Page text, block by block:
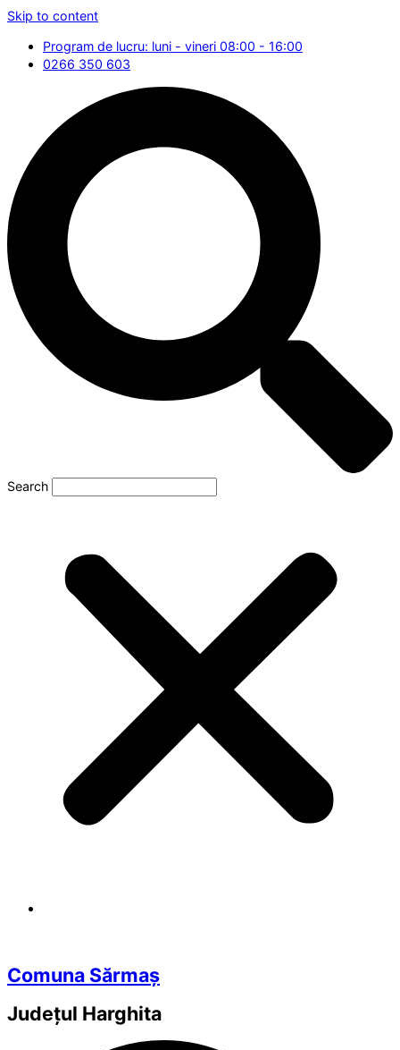
Skip to content
Program de lucru: luni - vineri 08:00 - 16:00
0266 350 603
Search
Comuna Sărmaș
Județul Harghita